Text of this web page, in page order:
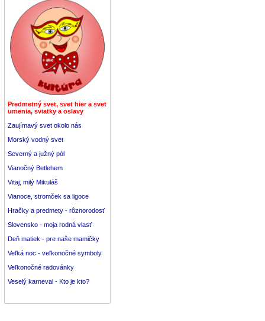
Predmetný svet, svet hier a svet
umenia, sviatky a oslavy
Zaujímavý svet okolo nás
Morský vodný svet
Severný a južný pól
Vianočný Betlehem
Vitaj, milý Mikuláš
Vianoce, stromček sa ligoce
Hračky a predmety - rôznorodosť
Slovensko - moja rodná vlasť
Deň matiek - pre naše mamičky
Veľká noc - veľkonočné symboly
Veľkonočné radovánky
Veselý karneval - Kto je kto?